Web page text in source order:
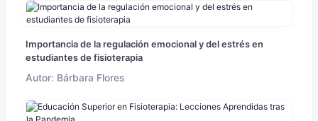
Importancia de la regulación emocional y del estrés en
estudiantes de fisioterapia
Autor: Bárbara Flores